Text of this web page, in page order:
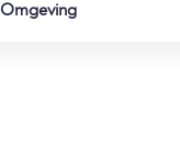
Omgeving